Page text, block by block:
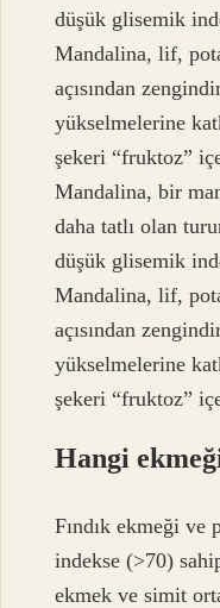
düşük glisemik
Mandalina, lif,
açısından
yükselmelerine
şekeri “fruktoz”
Mandalina, bir
daha tatlı olan
düşük glisemik
Mandalina, lif,
açısından
yükselmelerine
şekeri “fruktoz”
Hangi
Fındık ekmeği
indekse (>70)
ekmek ve simit